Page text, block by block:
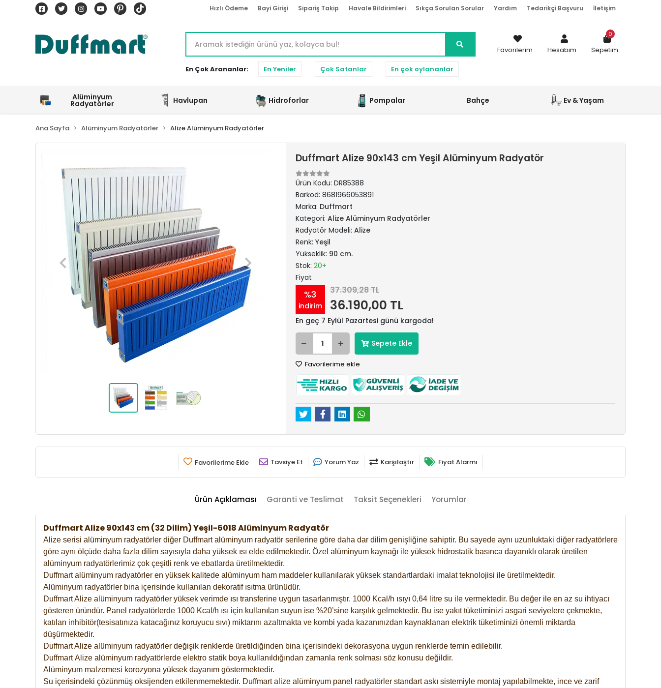
Hızlı Ödeme Bayi Girişi Sipariş Takip Havale Bildirimleri Sıkça Sorulan Sorular Yardım Tedarikçi Başvuru İletişim
En Çok Arananlar: En Yeniler Çok Satanlar En çok oylananlar
Favorilerim Hesabım Sepetim
0
Alüminyum
Radyatörler Havlupan Hidroforlar Pompalar Bahçe Ev & Yaşam
Ana Sayfa Alüminyum Radyatörler Alize Alüminyum Radyatörler
Duffmart Alize 90x143 cm Yeşil Alüminyum Radyatör
Ürün Kodu: DR85388
Barkod: 8681966053891
Marka: Duffmart
Kategori: Alize Alüminyum Radyatörler
Radyatör Modeli: Alize
Renk: Yeşil
Yükseklik: 90 cm.
Stok: 20+
Fiyat
%3
indirim
37.309,28 TL
36.190,00 TL
En geç 7 Eylül Pazartesi günü kargoda!
Sepete Ekle
Favorilerime ekle
Favorilerime Ekle Tavsiye Et Yorum Yaz Karşılaştır Fiyat Alarmı
Ürün Açıklaması Garanti ve Teslimat Taksit Seçenekleri Yorumlar
Duffmart Alize 90x143 cm (32 Dilim) Yeşil-6018 Alüminyum Radyatör
Alize serisi alüminyum radyatörler diğer Duffmart alüminyum radyatör serilerine göre daha dar dilim genişliğine sahiptir. Bu sayede aynı uzunluktaki diğer radyatörlere
göre aynı ölçüde daha fazla dilim sayısıyla daha yüksek ısı elde edilmektedir. Özel alüminyum kaynağı ile yüksek hidrostatik basınca dayanıklı olarak üretilen
alüminyum radyatörlerimiz çok çeşitli renk ve ebatlarda üretilmektedir.
Duffmart alüminyum radyatörler en yüksek kalitede alüminyum ham maddeler kullanılarak yüksek standartlardaki imalat teknolojisi ile üretilmektedir.
Alüminyum radyatörler bina içerisinde kullanılan dekoratif ısıtma ürünüdür.
Duffmart Alize alüminyum radyatörler yüksek verimde ısı transferine uygun tasarlanmıştır. 1000 Kcal/h ısıyı 0,64 litre su ile vermektedir. Bu değer ile en az su ihtiyacı
gösteren üründür. Panel radyatörlerde 1000 Kcal/h ısı için kullanılan suyun ise %20’sine karşılık gelmektedir. Bu ise yakıt tüketiminizi asgari seviyelere çekmekte,
katılan inhibitör(tesisatınıza katacağınız koruyucu sıvı) miktarını azaltmakta ve kombi yada kazanınızdan kaynaklanan elektrik tüketiminizi önemli miktarda
düşürmektedir.
Duffmart Alize alüminyum radyatörler değişik renklerde üretildiğinden bina içerisindeki dekorasyona uygun renklerde temin edilebilir.
DuffmartAlize alüminyum radyatörlerde elektro statik boya kullanıldığından zamanla renk solması söz konusu değildir.
Alüminyum malzemesi korozyona yüksek dayanım göstermektedir.
Su içerisindeki çözünmüş oksijenden etkilenmemektedir. Duffmart alize alüminyum panel radyatörler standart askı sistemiyle montaj yapılabilmekte, ince ve zarif